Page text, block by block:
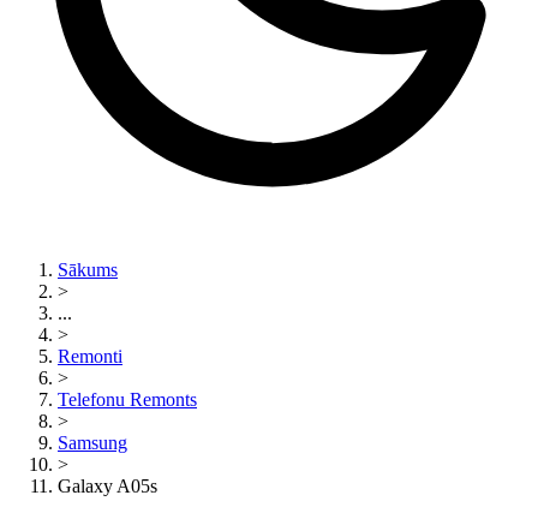
Sākums
>
...
>
Remonti
>
Telefonu Remonts
>
Samsung
>
Galaxy A05s